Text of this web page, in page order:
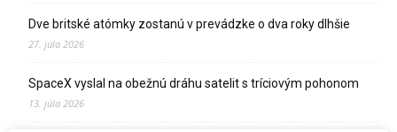
Dve britské atómky zostanú v prevádzke o dva roky dlhšie
27. júla 2026
SpaceX vyslal na obežnú dráhu satelit s tríciovým pohonom
13. júla 2026